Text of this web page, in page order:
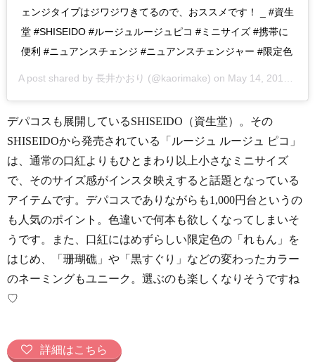
ェンジタイプはジワジワきてるので、おススメです！ _ #資生
堂 #SHISEIDO #ルージュルージュピコ #ミニサイズ #携帯に
便利 #ニュアンスチェンジ #ニュアンスチェンジャー #限定色
A post shared by 長井かおり (@kaorimake) on May 14, 2018 at 4:42pm PDT
デパコスも展開しているSHISEIDO（資生堂）。その
SHISEIDOから発売されている「ルージュ ルージュ ピコ」
は、通常の口紅よりもひとまわり以上小さなミニサイズ
で、そのサイズ感がインスタ映えすると話題となっている
アイテムです。デパコスでありながらも1,000円台というの
も人気のポイント。色違いで何本も欲しくなってしまいそ
うです。また、口紅にはめずらしい限定色の「れもん」を
はじめ、「珊瑚礁」や「黒すぐり」などの変わったカラー
のネーミングもユニーク。選ぶのも楽しくなりそうですね
♡
詳細はこちら